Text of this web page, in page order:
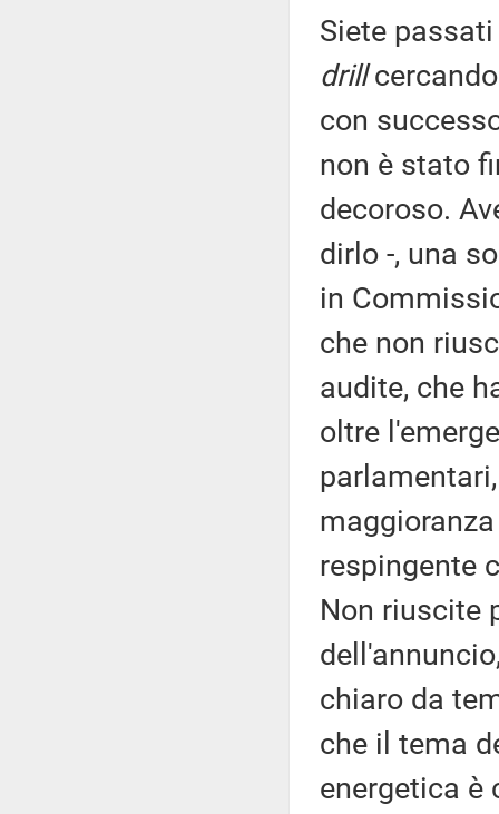
Siete
drill
con
non è stato
decoroso.
dirlo -, una
in
che non
audite, che
oltre
respingente
Non riuscite
chiaro da
che il tema
energetica è